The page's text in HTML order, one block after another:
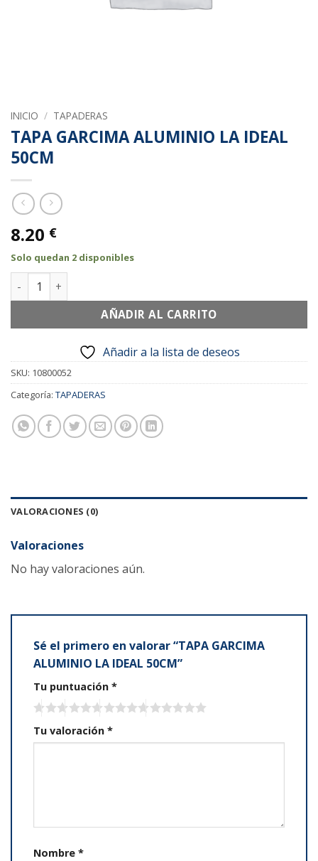
INICIO / TAPADERAS
TAPA GARCIMA ALUMINIO LA IDEAL
50CM
8.20 €
Solo quedan 2 disponibles
TAPA GARCIMA ALUMINIO LA IDEAL 50CM cantidad
AÑADIR AL CARRITO
Añadir a la lista de deseos
SKU: 10800052
Categoría: TAPADERAS
VALORACIONES (0)
Valoraciones
No hay valoraciones aún.
Sé el primero en valorar “TAPA GARCIMA
ALUMINIO LA IDEAL 50CM”
Tu puntuación *
Tu valoración *
Nombre *